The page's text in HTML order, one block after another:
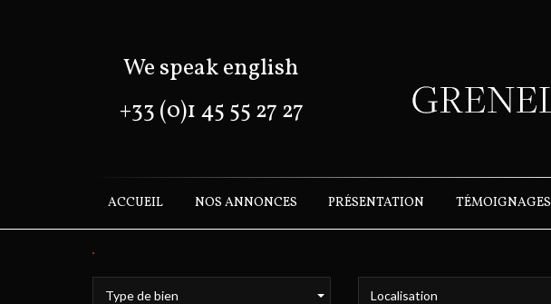
We speak english
+33 (0)1 45 55 27 27
ACCUEIL NOS ANNONCES PRÉSENTATION TÉMOIGNAGES
Type de bien Localisation